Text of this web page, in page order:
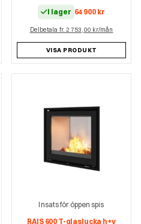
I lager 64 900 kr
Delbetala fr. 2 753,00 kr/mån
VISA PRODUKT
Insats för öppen spis
RAIS 600 T-glaslucka h+v